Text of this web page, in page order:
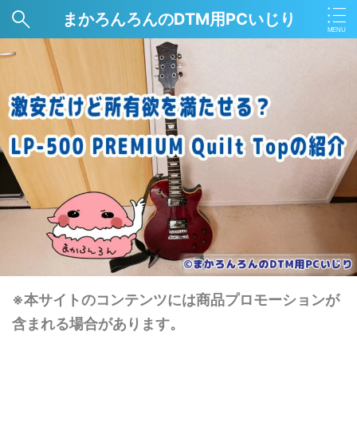
まかろんろんのDTM用PCいじり
※本サイトのコンテンツには商品プロモーションが
含まれる場合があります。